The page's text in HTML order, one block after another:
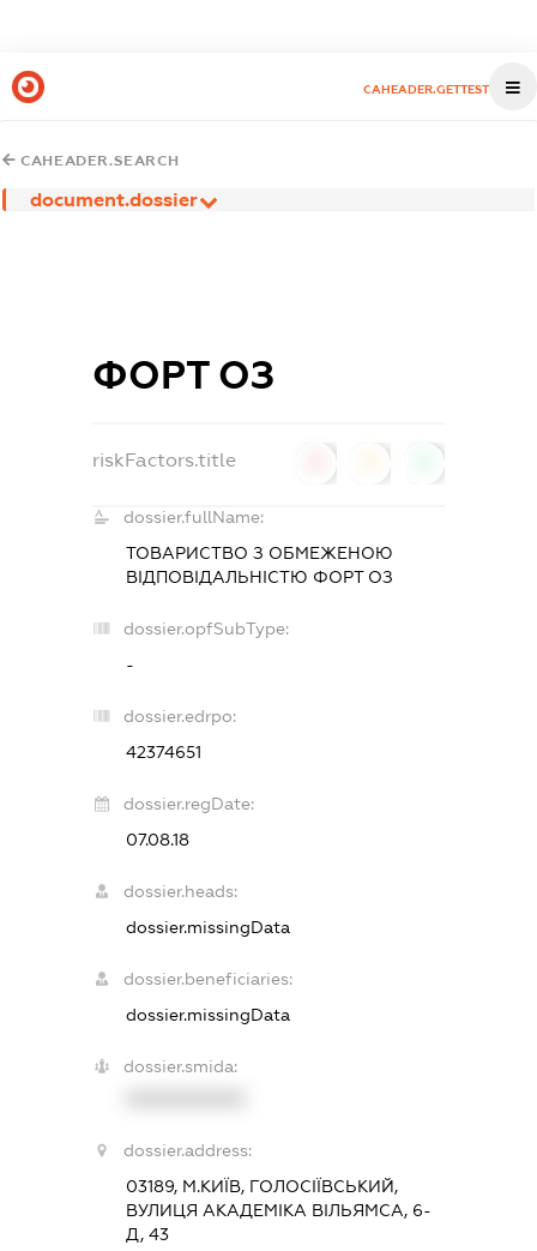
CAHEADER.GETTEST
CAHEADER.SEARCH
document.dossier
ФОРТ ОЗ
riskFactors.title
dossier.fullName:
ТОВАРИСТВО З ОБМЕЖЕНОЮ
ВІДПОВІДАЛЬНІСТЮ ФОРТ ОЗ
dossier.opfSubType:
-
dossier.edrpo:
42374651
dossier.regDate:
07.08.18
dossier.heads:
dossier.missingData
dossier.beneficiaries:
dossier.missingData
dossier.smida:
dossier.address:
03189, М.КИЇВ, ГОЛОСІЇВСЬКИЙ,
ВУЛИЦЯ АКАДЕМІКА ВІЛЬЯМСА, 6-
Д, 43